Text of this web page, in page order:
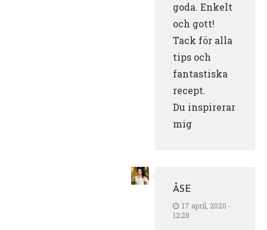
goda. Enkelt
och gott!
Tack för alla
tips och
fantastiska
recept.
Du inspirerar
mig
ÅSE
17 april, 2020 -
12:28